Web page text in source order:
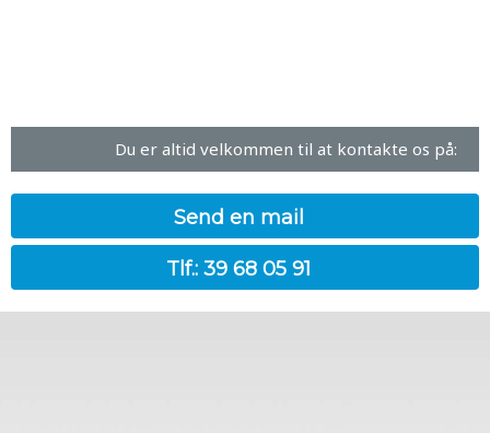
Du er altid velkommen til at kontakte os på:​
​Send en mail
Tlf.: 39 68 05 91​